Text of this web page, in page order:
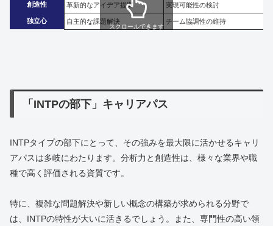
創造性 革新的なアイデア提案 実現可能性の検討
独立心 自主的な課題解決 チーム協調性の維持
スクロールできます
「INTPの部下」キャリアパス
INTPタイプの部下にとって、その強みを最大限に活かせるキャリ
アパスは多岐にわたります。分析力と創造性は、様々な業界や職
種で高く評価される資質です。
特に、複雑な問題解決や新しい概念の構築が求められる分野で
は、INTPの特性が大いに活きるでしょう。また、専門性の高い領